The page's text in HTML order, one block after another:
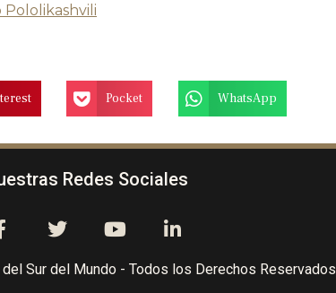
Pololikashvili
Pocket WhatsApp
Redes Sociales
Sur del Mundo - Todos los Derechos Reservados